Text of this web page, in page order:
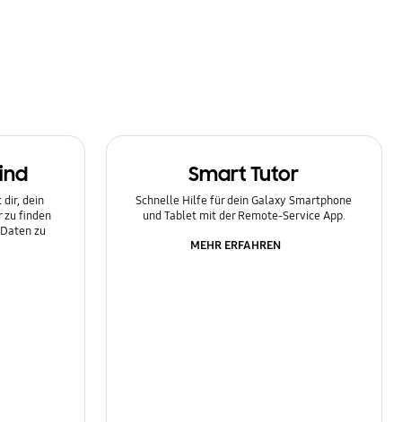
dir, dein
zu finden
zu
Smart Tutor
Schnelle Hilfe für dein Galaxy Smartphone
und Tablet mit der Remote-Service App.
MEHR ERFAHREN